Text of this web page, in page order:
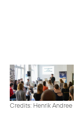
Credits: Henrik Andree